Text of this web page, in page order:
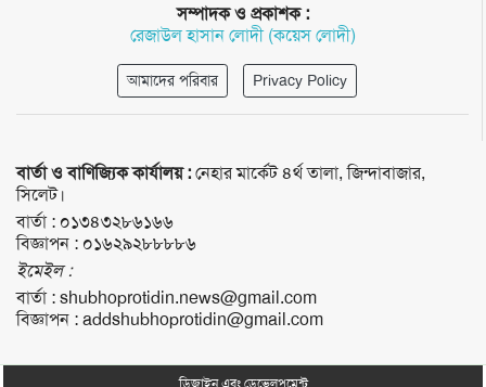
সম্পাদক ও প্রকাশক :
রেজাউল হাসান লোদী (কয়েস লোদী)
আমাদের পরিবার Privacy Policy
বার্তা ও বাণিজ্যিক কার্যালয় :নেহার মার্কেট ৪র্থ তালা, জিন্দাবাজার,
সিলেট।
বার্তা : ০১৩৪৩২৮৬১৬৬
বিজ্ঞাপন : ০১৬২৯২৮৮৮৮৬
ইমেইল :
বার্তা :shubhoprotidin.news@gmail.com
বিজ্ঞাপন :addshubhoprotidin@gmail.com
ডিজাইন এবং ডেভেলপমেন্ট